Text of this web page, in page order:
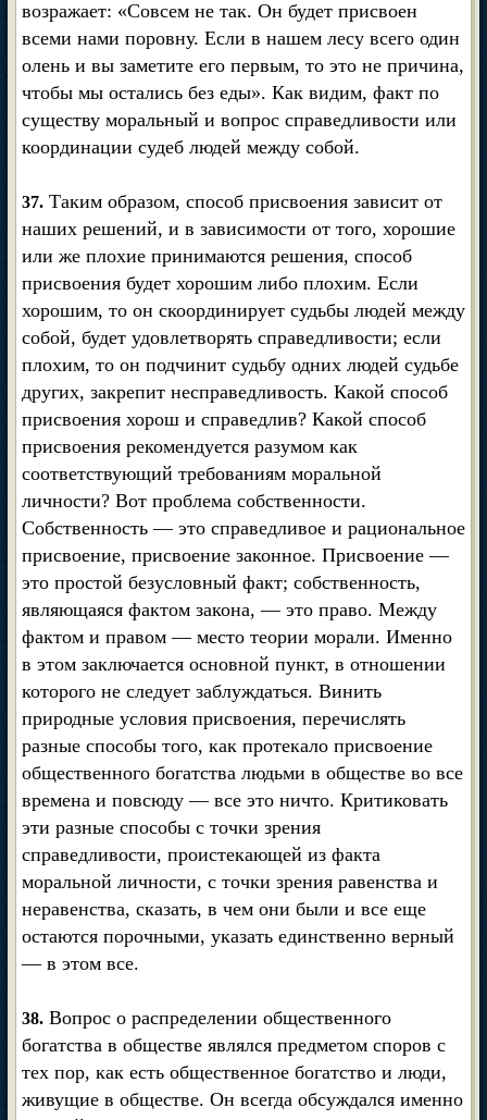
возражает: «Совсем не так. Он будет присвоен
всеми нами поровну. Если в нашем лесу всего один
олень и вы заметите его первым, то это не причина,
чтобы мы остались без еды». Как видим, факт по
существу моральный и вопрос справедливости или
координации судеб людей между собой.
37. Таким образом, способ присвоения зависит от
наших решений, и в зависимости от того, хорошие
или же плохие принимаются решения, способ
присвоения будет хорошим либо плохим. Если
хорошим, то он скоординирует судьбы людей между
собой, будет удовлетворять справедливости; если
плохим, то он подчинит судьбу одних людей судьбе
других, закрепит несправедливость. Какой способ
присвоения хорош и справедлив? Какой способ
присвоения рекомендуется разумом как
соответствующий требованиям моральной
личности? Вот проблема собственности.
Собственность — это справедливое и рациональное
присвоение, присвоение законное. Присвоение —
это простой безусловный факт; собственность,
являющаяся фактом закона, — это право. Между
фактом и правом — место теории морали. Именно
в этом заключается основной пункт, в отношении
которого не следует заблуждаться. Винить
природные условия присвоения, перечислять
разные способы того, как протекало присвоение
общественного богатства людьми в обществе во все
времена и повсюду — все это ничто. Критиковать
эти разные способы с точки зрения
справедливости, проистекающей из факта
моральной личности, с точки зрения равенства и
неравенства, сказать, в чем они были и все еще
остаются порочными, указать единственно верный
— в этом все.
38. Вопрос о распределении общественного
богатства в обществе являлся предметом споров с
тех пор, как есть общественное богатство и люди,
живущие в обществе. Он всегда обсуждался именно